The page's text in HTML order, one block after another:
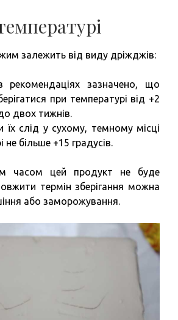
залежить від виду дріжджів:
зазначено, що
при температурі від +2
двох тижнів.
їх слід у сухому, темному місці
не більше +15 градусів.
часом цей продукт не буде
термін зберігання можна
або заморожування.